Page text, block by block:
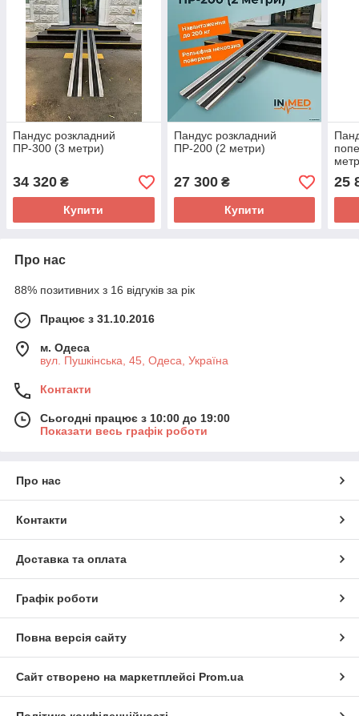
Пандус розкладний
ПР-300 (3 метри)
34 320 ₴
Купити
Пандус розкладний
ПР-200 (2 метри)
27 300₴
Купити
25
Про нас
88% позитивних з 16 відгуків за рік
Працює з 31.10.2016
м. Одеса
вул. Пушкінська, 45, Одеса, Україна
Контакти
Сьогодні працює з 10:00 до 19:00
Показати весь графік роботи
Про нас
Контакти
Доставка та оплата
Графік роботи
Повна версія сайту
Сайт створено на маркетплейсі Prom.ua